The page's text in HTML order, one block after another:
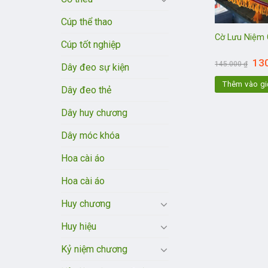
Cúp thể thao
Cúp tốt nghiệp
Dây đeo sự kiện
Dây đeo thẻ
Dây huy chương
Dây móc khóa
Hoa cài áo
Hoa cài áo
Huy chương
Huy hiệu
Kỷ niệm chương
Cờ Lưu Niệm
145.000₫
Giá
gốc
là:
Thêm vào